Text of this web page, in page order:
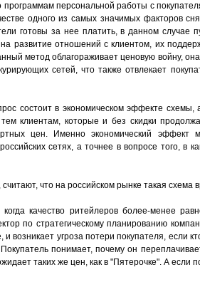
программам персональной работы с
одного из самых значимых факторов
готовы за нее платить, в данном случае
развитие отношений с клиентом, их
метод облагораживает ценовую войну,
сетей, что также отвлекает
состоит в экономическом эффекте
клиентам, которые и без скидки
цен. Именно экономический
сетях, а точнее в вопросе того, в
считают, что на российском рынке такая
качество ритейлеров более-менее
по стратегическому планированию
и возникает угроза потери покупателя, если
понимает, почему он
таких же цен, как в "Пятерочке". А если